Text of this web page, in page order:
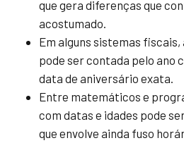
que gera diferenças que
acostumado.
Em alguns sistemas
pode ser contada pelo ano
data de aniversário exata.
Entre matemáticos e
com datas e idades pode
que envolve ainda fuso